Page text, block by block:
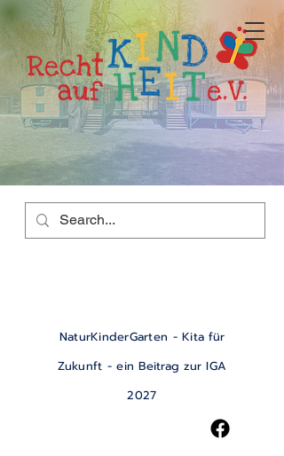
NaturKinderGarten - Kita für
Zukunft - ein Beitrag zur IGA
2027